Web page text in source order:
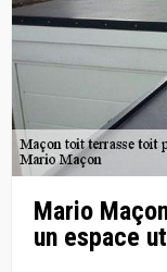
Mario
un espace